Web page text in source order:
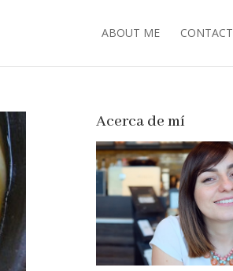
ABOUT ME CONTACT
Acerca de mí